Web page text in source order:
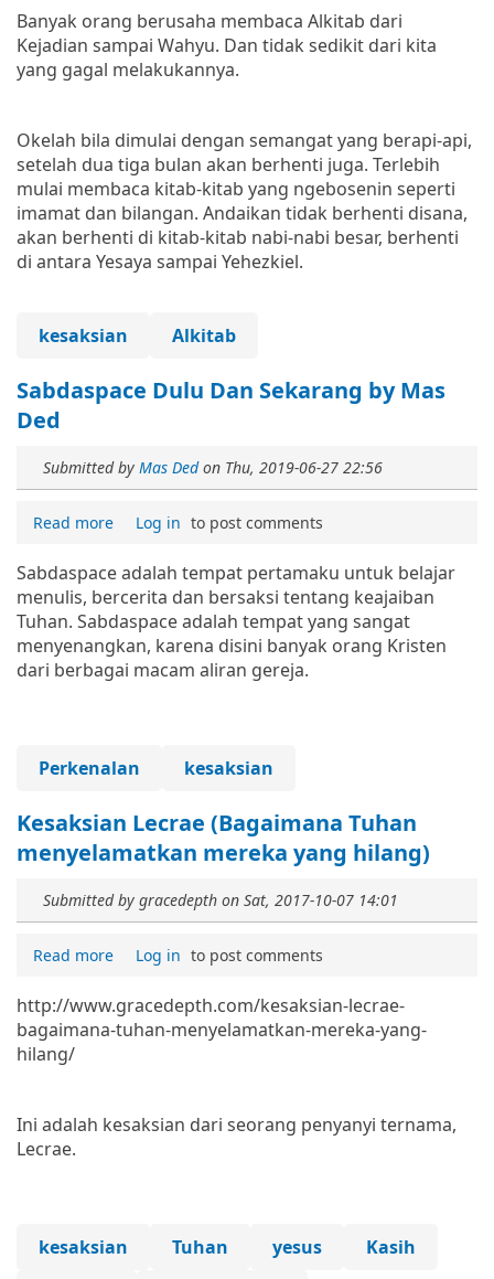
Banyak orang berusaha membaca Alkitab dari
Kejadian sampai Wahyu. Dan tidak sedikit dari kita
yang gagal melakukannya.
Okelah bila dimulai dengan semangat yang berapi-api,
setelah dua tiga bulan akan berhenti juga. Terlebih
mulai membaca kitab-kitab yang ngebosenin seperti
imamat dan bilangan. Andaikan tidak berhenti disana,
akan berhenti di kitab-kitab nabi-nabi besar, berhenti
di antara Yesaya sampai Yehezkiel.
kesaksian Alkitab
Sabdaspace Dulu Dan Sekarang by Mas
Ded
Submitted by Mas Dedon Thu, 2019-06-27 22:56
Read more Log in to post comments
Sabdaspace adalah tempat pertamaku untuk belajar
menulis, bercerita dan bersaksi tentang keajaiban
Tuhan. Sabdaspace adalah tempat yang sangat
menyenangkan, karena disini banyak orang Kristen
dari berbagai macam aliran gereja.
Perkenalan kesaksian
Kesaksian Lecrae (Bagaimana Tuhan
menyelamatkan mereka yang hilang)
Submitted by gracedepth on Sat, 2017-10-07 14:01
Read more Log in to post comments
http://www.gracedepth.com/kesaksian-lecrae-
bagaimana-tuhan-menyelamatkan-mereka-yang-
hilang/
Ini adalah kesaksian dari seorang penyanyi ternama,
Lecrae.
kesaksian Tuhan yesus
Kasih